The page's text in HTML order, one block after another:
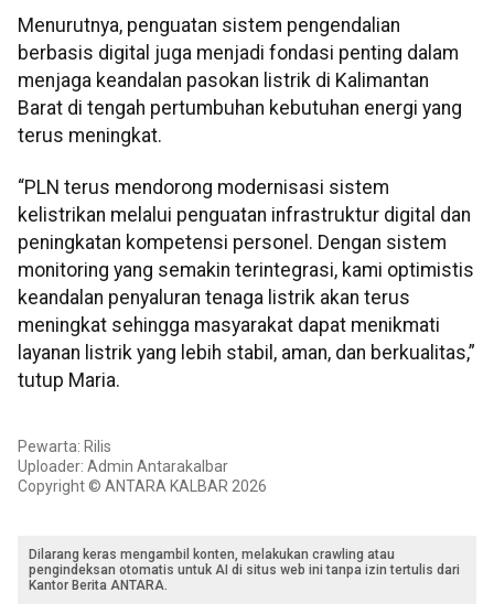
Menurutnya, penguatan sistem pengendalian
berbasis digital juga menjadi fondasi penting dalam
menjaga keandalan pasokan listrik di Kalimantan
Barat di tengah pertumbuhan kebutuhan energi yang
terus meningkat.
“PLN terus mendorong modernisasi sistem
kelistrikan melalui penguatan infrastruktur digital dan
peningkatan kompetensi personel. Dengan sistem
monitoring yang semakin terintegrasi, kami optimistis
keandalan penyaluran tenaga listrik akan terus
meningkat sehingga masyarakat dapat menikmati
layanan listrik yang lebih stabil, aman, dan berkualitas,”
tutup Maria.
Pewarta: Rilis
Uploader: Admin Antarakalbar
Copyright © ANTARA KALBAR 2026
Dilarang keras mengambil konten, melakukan crawling atau
pengindeksan otomatis untuk AI di situs web ini tanpa izin tertulis dari
Kantor Berita ANTARA.